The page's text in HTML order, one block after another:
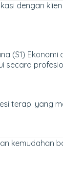
dengan
(S1) Ekonomi
secara
terapi yang
kemudahan